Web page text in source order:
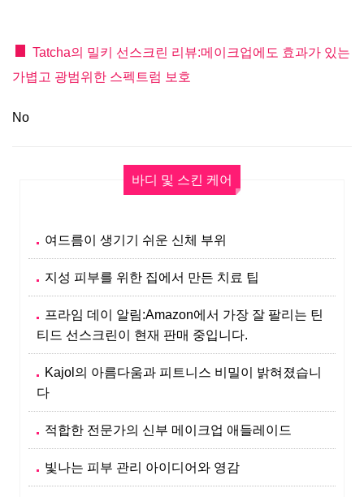
Tatcha의 밀키 선스크린 리뷰:메이크업에도 효과가 있는
가볍고 광범위한 스펙트럼 보호
No
바디 및 스킨 케어
여드름이 생기기 쉬운 신체 부위
지성 피부를 위한 집에서 만든 치료 팁
프라임 데이 알림:Amazon에서 가장 잘 팔리는 틴
티드 선스크린이 현재 판매 중입니다.
Kajol의 아름다움과 피트니스 비밀이 밝혀졌습니
다
적합한 전문가의 신부 메이크업 애들레이드
빛나는 피부 관리 아이디어와 영감